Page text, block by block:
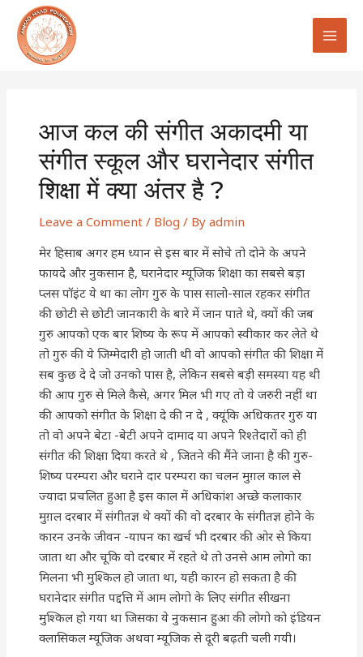
content
आज कल की संगीत अकादमी या
संगीत स्कूल और घरानेदार संगीत
शिक्षा में क्या अंतर है ?
Leave a Comment / Blog / Byadmin
मेर हिसाब अगर हम ध्यान से इस बार में सोचे तो दोने के अपने
फायदे और नुकसान है, घरानेदार म्यूजिक शिक्षा का सबसे बड़ा
प्लस पॉइंट ये था का लोग गुरु के पास सालो-साल रहकर संगीत
की छोटी से छोटी जानकारी के बारे में जान पाते थे, क्यों की जब
गुरु आपको एक बार शिष्य के रूप में आपको स्वीकार कर लेते थे
तो गुरु की ये जिम्मेदारी हो जाती थी वो आपको संगीत की शिक्षा में
सब कुछ दे दे जो उनको पास है, लेकिन सबसे बड़ी समस्या यह थी
की आप गुरु से मिले कैसे, अगर मिल भी गए तो ये जरुरी नहीं था
की आपको संगीत के शिक्षा दे की न दे , क्यूंकि अधिकतर गुरु या
तो वो अपने बेटा -बेटी अपने दामाद या अपने रिश्तेदारों को ही
संगीत की शिक्षा दिया करते थे , जितने की मैंने जाना है की गुरु-
शिष्य परम्परा और घराने दार परम्परा का चलन मुग़ल काल से
ज्यादा प्रचलित हुआ है इस काल में अधिकांश अच्छे कलाकार
मुग़ल दरबार में संगीतज्ञ थे क्यों की वो दरबार के संगीतज्ञ होने के
कारन उनके जीवन -यापन का खर्च भी दरबार की ओर से किया
जाता था और चूकि वो दरबार में रहते थे तो उनसे आम लोगो का
मिलना भी मुश्किल हो जाता था, यही कारन हो सकता है की
घरानेदार संगीत पद्दत्ति में आम लोगो के लिए संगीत सीखना
मुश्किल हो गया था जिसका ये नुकसान हुआ की लोगो को इंडियन
क्लासिकल म्यूजिक अथवा म्यूजिक से दूरी बढ़ती चली गयी।
Post
navigation